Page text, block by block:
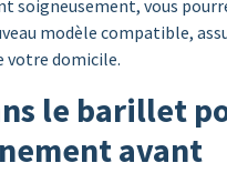
vous
modèle compatible,
votre domicile.
le barillet
avant